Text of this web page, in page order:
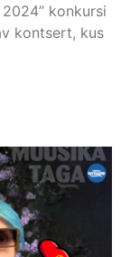
2024” konkursi
kontsert, kus